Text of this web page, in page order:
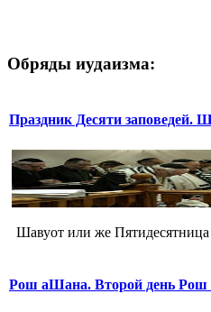
Обряды иудаизма:
Праздник Десяти заповедей.
Шавуот или же Пятидесятница
Рош аШана. Второй день